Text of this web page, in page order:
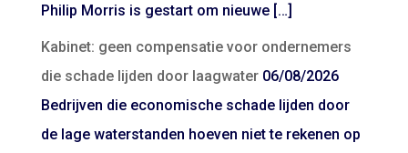
Philip Morris is gestart om nieuwe […]
Kabinet: geen compensatie voor ondernemers
die schade lijden door laagwater 06/08/2026
Bedrijven die economische schade lijden door
de lage waterstanden hoeven niet te rekenen op